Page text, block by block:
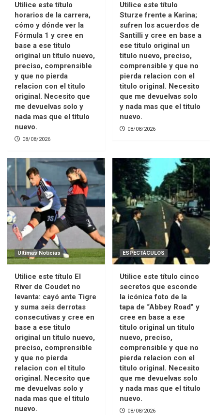
Utilice este título
horarios de la carrera,
cómo y dónde ver la
Fórmula 1 y cree en
base a ese titulo
original un titulo nuevo,
preciso, comprensible
y que no pierda
relacion con el titulo
original. Necesito que
me devuelvas solo y
nada mas que el titulo
nuevo.
08/08/2026
Utilice este título
Sturze frente a Karina;
sufren los acuerdos de
Santilli y cree en base a
ese titulo original un
titulo nuevo, preciso,
comprensible y que no
pierda relacion con el
titulo original. Necesito
que me devuelvas solo
y nada mas que el titulo
nuevo.
08/08/2026
Ultimas Noticias
Utilice este título El
River de Coudet no
levanta: cayó ante Tigre
y suma seis derrotas
consecutivas y cree en
base a ese titulo
original un titulo nuevo,
preciso, comprensible
y que no pierda
relacion con el titulo
original. Necesito que
me devuelvas solo y
nada mas que el titulo
nuevo.
ESPECTÁCULOS
Utilice este título cinco
secretos que esconde
la icónica foto de la
tapa de “Abbey Road” y
cree en base a ese
titulo original un titulo
nuevo, preciso,
comprensible y que no
pierda relacion con el
titulo original. Necesito
que me devuelvas solo
y nada mas que el titulo
nuevo.
08/08/2026